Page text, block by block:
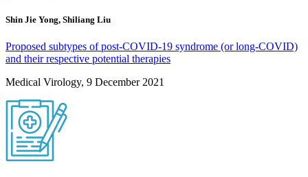
Shin Jie Yong, Shiliang Liu
Proposed subtypes of post-COVID-19 syndrome (or long-COVID)
and their respective potential therapies
Medical Virology, 9 December 2021